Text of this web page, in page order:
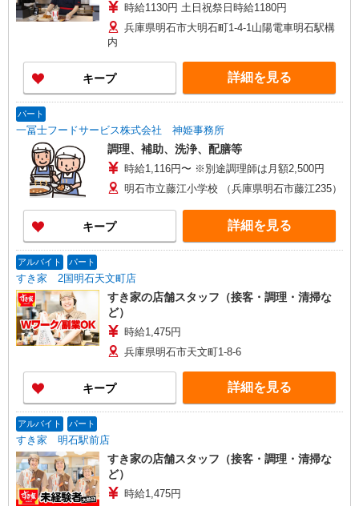
時給1130円 土日祝祭日時給1180円
兵庫県明石市大明石町1-4-1山陽電車明石駅構
内
キープ 詳細を見る
パート
一冨士フードサービス株式会社 神姫事務所
調理、補助、洗浄、配膳等
時給1,116円〜 ※別途調理師は月額2,500円
明石市立藤江小学校 （兵庫県明石市藤江235）
キープ 詳細を見る
アルバイト パート
すき家 2国明石天文町店
すき家の店舗スタッフ（接客・調理・清掃な
ど）
時給1,475円
兵庫県明石市天文町1-8-6
キープ 詳細を見る
アルバイト パート
すき家 明石駅前店
すき家の店舗スタッフ（接客・調理・清掃な
ど）
時給1,475円